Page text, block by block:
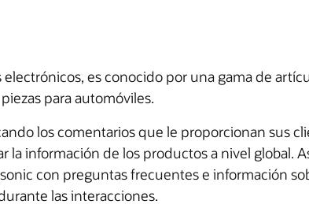
es conocido por una gama de
para automóviles.
los comentarios que le proporcionan sus
información de los productos a nivel global.
con preguntas frecuentes e información
las interacciones.